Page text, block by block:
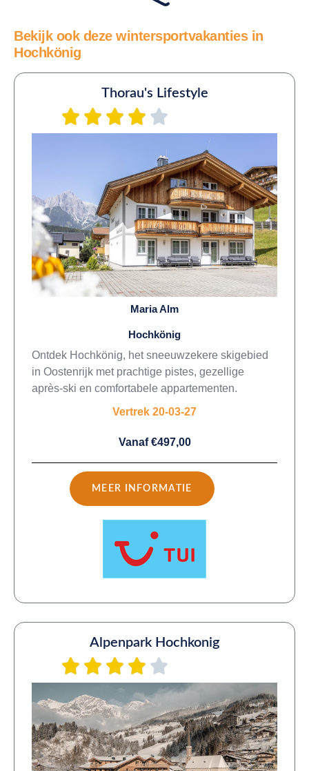
Bekijk ook deze wintersportvakanties in
Hochkönig
Thorau's Lifestyle
Maria Alm
Hochkönig
Ontdek Hochkönig, het sneeuwzekere skigebied
in Oostenrijk met prachtige pistes, gezellige
après-ski en comfortabele appartementen.
Vertrek 20-03-27
Vanaf €497,00
MEER INFORMATIE
Alpenpark Hochkonig